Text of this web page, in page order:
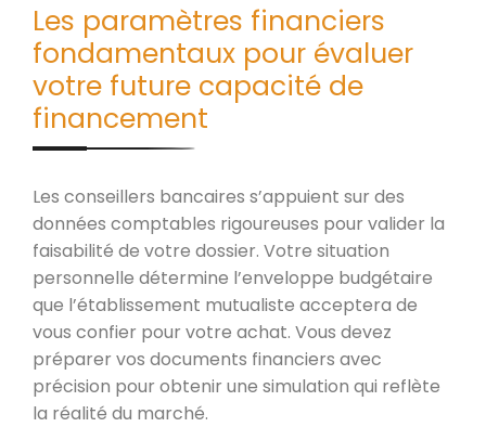
Les paramètres financiers
fondamentaux pour évaluer
votre future capacité de
financement
Les conseillers bancaires s’appuient sur des
données comptables rigoureuses pour valider la
faisabilité de votre dossier. Votre situation
personnelle détermine l’enveloppe budgétaire
que l’établissement mutualiste acceptera de
vous confier pour votre achat. Vous devez
préparer vos documents financiers avec
précision pour obtenir une simulation qui reflète
la réalité du marché.